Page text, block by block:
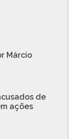
Márcio
de
ações